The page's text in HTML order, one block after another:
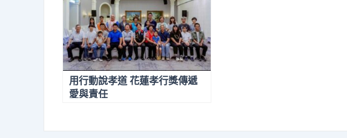
用行動說孝道 花蓮孝行獎傳遞
愛與責任